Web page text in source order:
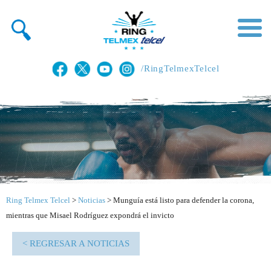
/RingTelmexTelcel
Ring Telmex Telcel > Noticias > Munguía está listo para defender la corona,
mientras que Misael Rodríguez expondrá el invicto
< REGRESAR A NOTICIAS